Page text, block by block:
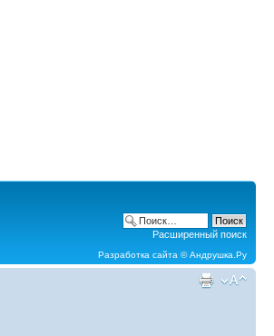
Расширенный поиск
Разработка сайта ©Андрушка.Ру